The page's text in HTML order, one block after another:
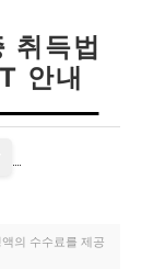
취득법
안내
의 수수료를 제공